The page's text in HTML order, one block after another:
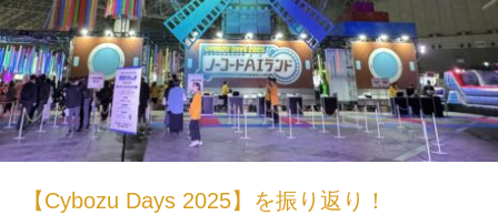
【Cybozu Days 2025】を振り返り！